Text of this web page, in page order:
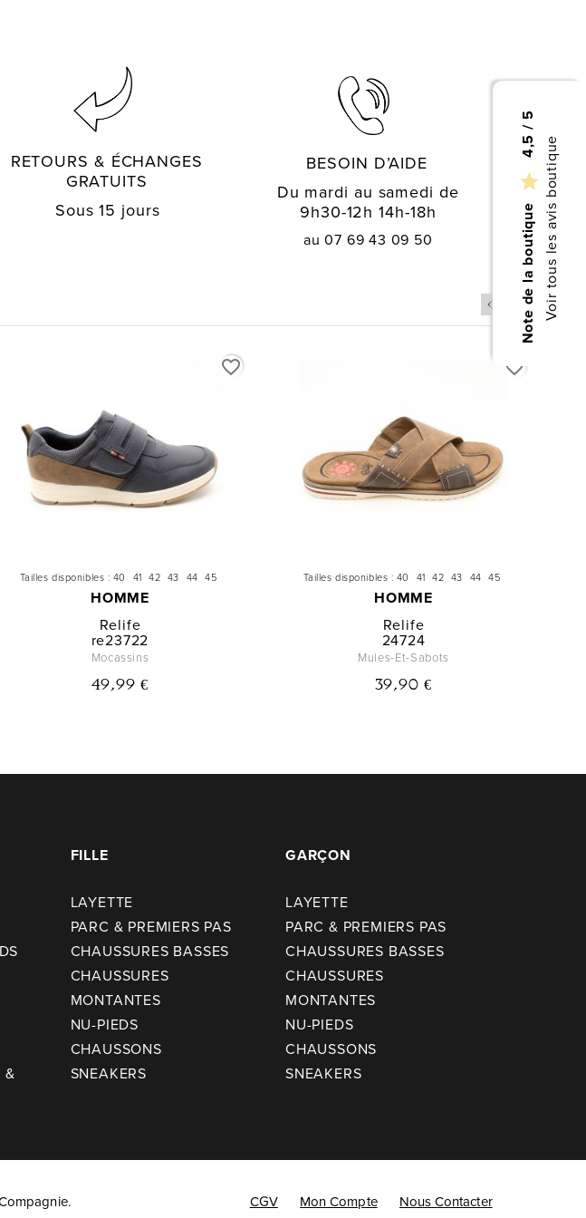
Note de la boutique

4,5 / 5
Voir tous les avis boutique
RETOURS & ÉCHANGES
GRATUITS
Sous 15 jours
BESOIN D’AIDE
Du mardi au samedi de
9h30-12h 14h-18h
au 07 69 43 09 50
Tailles disponibles : 40 41 42 43 44 45
HOMME
Relife
re23722
Mocassins
49,99 €
favorite_border
Tailles disponibles : 40 41 42 43 44 45
HOMME
Relife
24724
Mules-Et-Sabots
39,90 €
favorite_border
&
FILLE
LAYETTE
PARC & PREMIERS PAS
CHAUSSURES BASSES
CHAUSSURES
MONTANTES
NU-PIEDS
CHAUSSONS
SNEAKERS
GARÇON
LAYETTE
PARC & PREMIERS PAS
CHAUSSURES BASSES
CHAUSSURES
MONTANTES
NU-PIEDS
CHAUSSONS
SNEAKERS
CGV Mon Compte Nous Contacter